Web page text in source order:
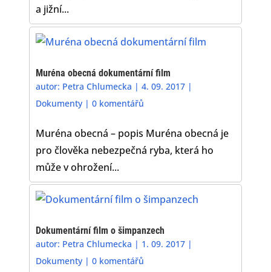
a jižní...
Muréna obecná dokumentární film
autor: Petra Chlumecka |4. 09. 2017 |
Dokumenty |0 komentářů
Muréna obecná – popis Muréna obecná je
pro člověka nebezpečná ryba, která ho
může v ohrožení...
Dokumentární film o šimpanzech
autor: Petra Chlumecka | 1. 09. 2017 |
Dokumenty |0 komentářů